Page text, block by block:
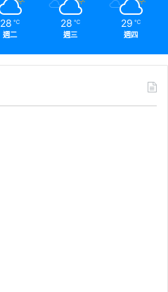
28 ℃
週二
28 ℃
週三
29 ℃
週四